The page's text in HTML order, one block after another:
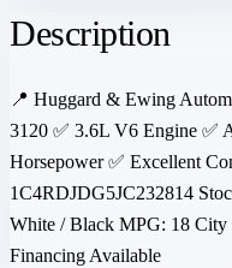
Description
📍 Huggard & Ewing
3120 ✅ 3.6L V6 Engine ✅
Horsepower ✅ Excellent
1C4RDJDG5JC232814
White / Black MPG: 18
Financing Available